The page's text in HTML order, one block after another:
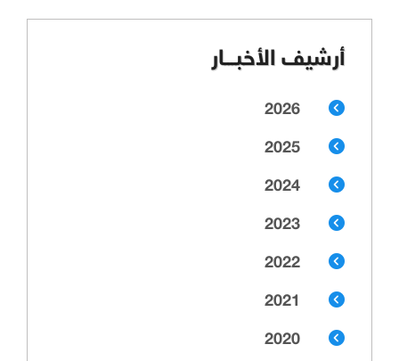
أرشيف الأخبـــار
2026
2025
2024
2023
2022
2021
2020